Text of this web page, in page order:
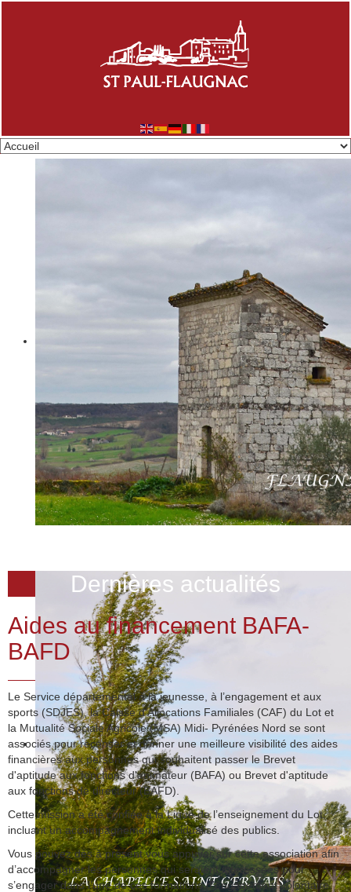
Dernières actualités
Aides au financement BAFA-
BAFD
Le Service départemental à la jeunesse, à l’engagement et aux
sports (SDJES), la Caisse d’Allocations Familiales (CAF) du Lot et
la Mutualité Sociale Agricole (MSA) Midi- Pyrénées Nord se sont
associés pour recenser et donner une meilleure visibilité des aides
financières aux personnes qui souhaitent passer le Brevet
d'aptitude aux fonctions d'animateur (BAFA) ou Brevet d'aptitude
aux fonctions de directeur (BAFD).
Cette mission a été confiée à la Ligue de l’enseignement du Lot,
incluant un accompagnement individualisé des publics.
Vous pouvez dès à présent vous appuyer sur cette association afin
d’accompagner les personnes qui seraient intéressées pour
s’engager dans l’une de ces formations d’engagement volontaire.